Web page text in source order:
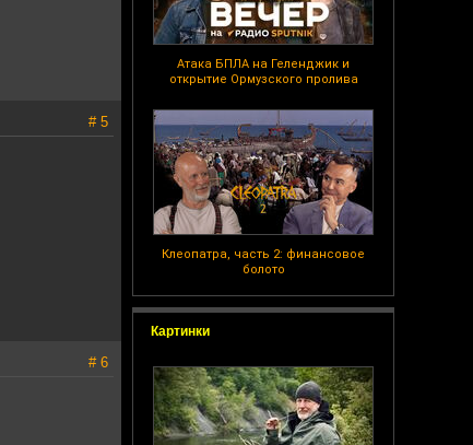
Атака БПЛА на Геленджик и
открытие Ормузского пролива
Клеопатра, часть 2: финансовое
болото
Картинки
# 5
# 6